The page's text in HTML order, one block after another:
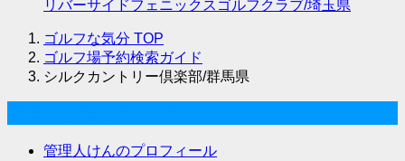
リバーサイドフェニックスゴルフクラブ/埼玉県
ゴルフな気分 TOP
ゴルフ場予約検索ガイド
シルクカントリー倶楽部/群馬県
管理人けんのプロフィール